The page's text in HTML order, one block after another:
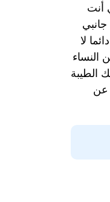
أنت
لا
النساء
الطيبة
عن